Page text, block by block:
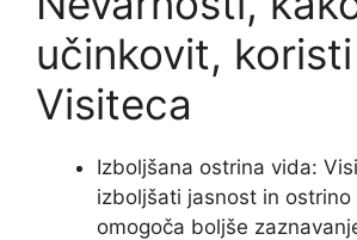
učinkovit, koristi
Visiteca
Izboljšana ostrina vida:
izboljšati jasnost in ostrino
omogoča boljše